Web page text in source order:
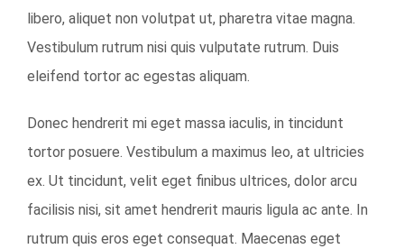
libero, aliquet non volutpat ut, pharetra vitae magna.
Vestibulum rutrum nisi quis vulputate rutrum. Duis
eleifend tortor ac egestas aliquam.
Donec hendrerit mi eget massa iaculis, in tincidunt
tortor posuere. Vestibulum a maximus leo, at ultricies
ex. Ut tincidunt, velit eget finibus ultrices, dolor arcu
facilisis nisi, sit amet hendrerit mauris ligula ac ante. In
rutrum quis eros eget consequat. Maecenas eget